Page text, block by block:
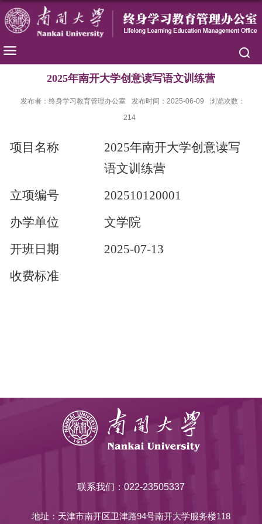
2025年南开大学创意读写语文训练营
发布者：终身学习教育管理办公室 发布时间：2025-06-09
浏览次数：
214
项目名称
2025年南开大学创意读写
语文训练营
立项编号
202510120001
办学单位
文学院
开班日期
2025-07-13
收费标准
联系我们：022-23505337
地址：天津市南开区卫津路94号南开大学服务楼118